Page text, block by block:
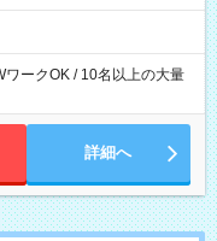
ワークOK / 10名以上の大量
詳細へ